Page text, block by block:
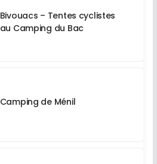
Bivouacs – Tentes cyclistes
au Camping du Bac
Camping de Ménil